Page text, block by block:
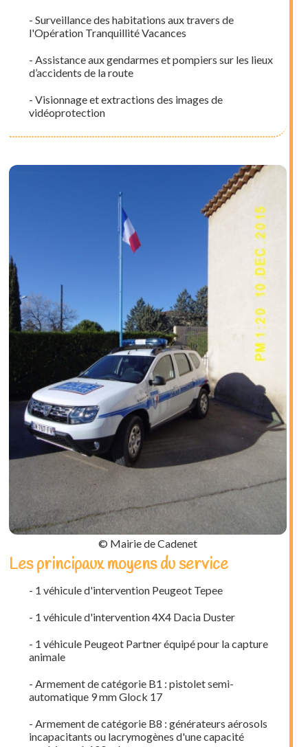
- Surveillance des habitations aux travers de
l'Opération Tranquillité Vacances
- Assistance aux gendarmes et pompiers sur les lieux
d’accidents de la route
- Visionnage et extractions des images de
vidéoprotection
© Mairie de Cadenet
Les principaux moyens du service
- 1 véhicule d'intervention Peugeot Tepee
- 1 véhicule d'intervention 4X4 Dacia Duster
- 1 véhicule Peugeot Partner équipé pour la capture
animale
- Armement de catégorie B1 : pistolet semi-
automatique 9 mm Glock 17
- Armement de catégorie B8 : générateurs aérosols
incapacitants ou lacrymogènes d'une capacité